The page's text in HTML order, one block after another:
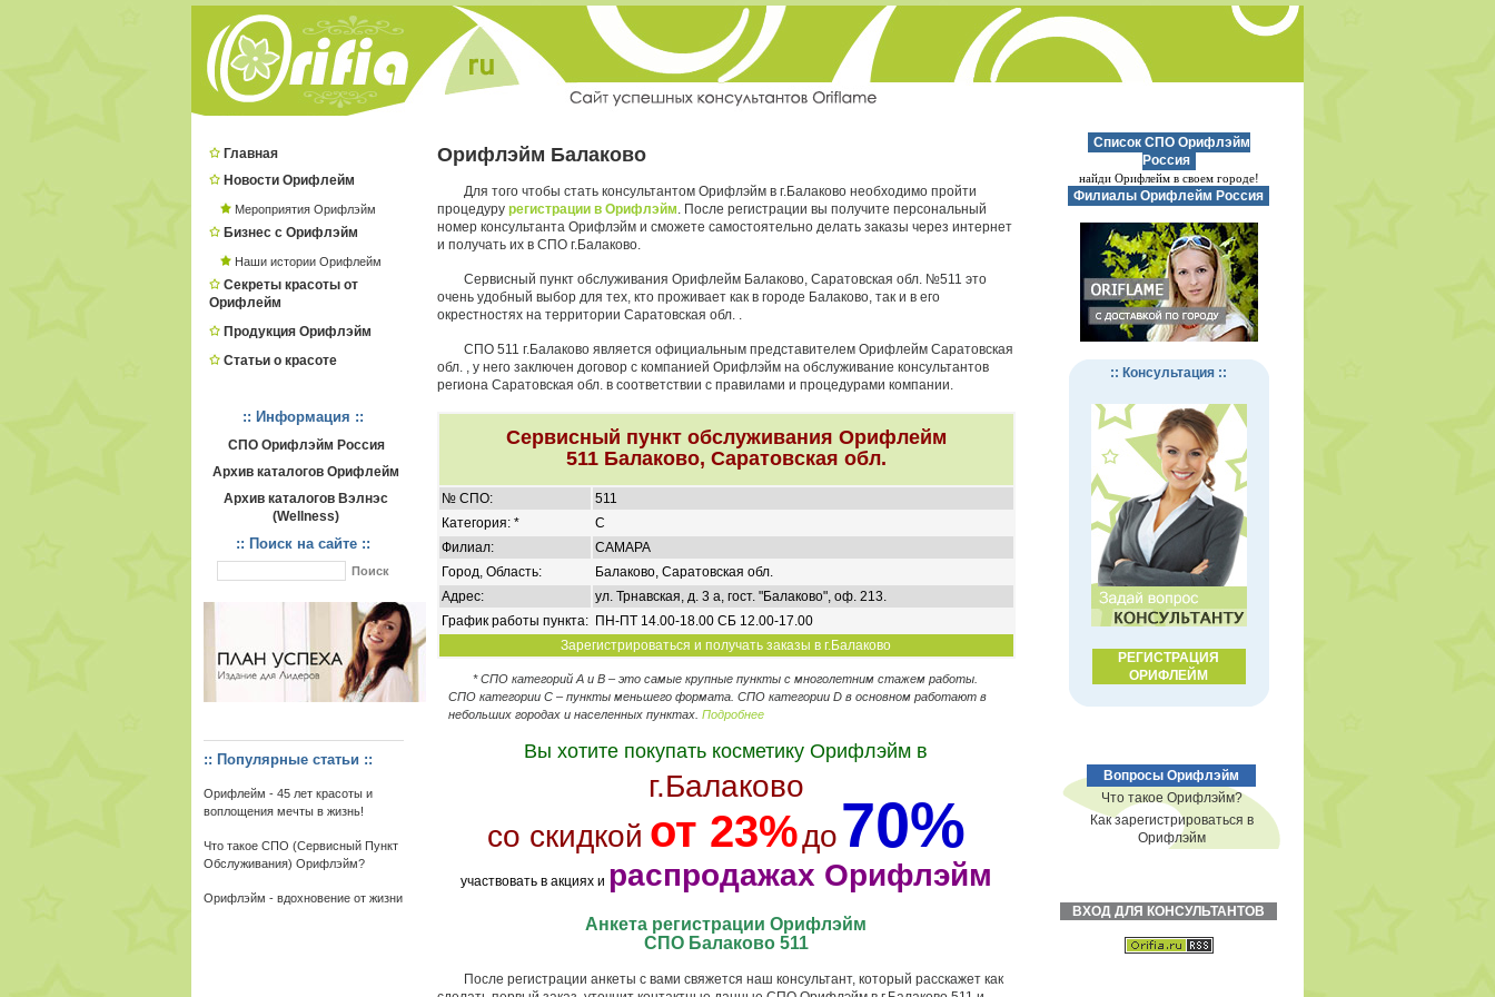
Главная
Новости Орифлейм
Мероприятия Орифлэйм
Бизнес с Орифлэйм
Наши истории Орифлейм
Секреты красоты от
Орифлейм
Продукция Орифлэйм
Статьи о красоте
:: Информация ::
СПО Орифлэйм Россия
Архив каталогов Орифлейм
Архив каталогов Вэлнэс
(Wellness)
:: Поиск на сайте ::
:: Популярные статьи ::
Орифлейм - 45 лет красоты и
воплощения мечты в жизнь!
Что такое СПО (Сервисный Пункт
Обслуживания) Орифлэйм?
Орифлэйм - вдохновение от жизни
Орифлэйм Балаково
Для того чтобы стать консультантом Орифлэйм в г.Балаково необходимо пройти
процедуру регистрации в Орифлэйм. После регистрации вы получите персональный
номер консультанта Орифлэйм и сможете самостоятельно делать заказы через интернет
и получать их в СПО г.Балаково.
Сервисный пункт обслуживания Орифлейм Балаково, Саратовcкая обл. №511 это
очень удобный выбор для тех, кто проживает как в городе Балаково, так и в его
окрестностях на территории Саратовcкая обл. .
СПО 511 г.Балаково является официальным представителем Орифлейм Саратовcкая
обл. , у него заключен договор с компанией Орифлэйм на обслуживание консультантов
региона Саратовcкая обл. в соответствии с правилами и процедурами компании.
Сервисный пункт обслуживания Орифлейм
511 Балаково, Саратовcкая обл.
№ СПО:
511
Категория: *
C
Филиал:
САМАРА
Город, Область:
Балаково, Саратовcкая обл.
Адрес:
ул. Трнавская, д. 3 а, гост. "Балаково", оф. 213.
График работы пункта: ПН-ПТ 14.00-18.00 СБ 12.00-17.00
Зарегистрироваться и получать заказы в г.Балаково
* СПО категорий А и В – это самые крупные пункты с многолетним стажем работы.
СПО категории C – пункты меньшего формата. СПО категории D в основном работают в
небольших городах и населенных пунктах. Подробнее
Вы хотите покупать косметику Орифлэйм в
г.Балаково
со скидкой от 23%до70%
участвовать в акциях и распродажах Орифлэйм
Анкета регистрации Орифлэйм
СПО Балаково 511
После регистрации анкеты с вами свяжется наш консультант, который расскажет как
Список СПО Орифлэйм
Россия
найди Орифлейм в своем городе!
Филиалы Орифлейм Россия
:: Консультация ::
РЕГИСТРАЦИЯ
ОРИФЛЕЙМ
Вопросы Орифлэйм
Что такое Орифлэйм?
Как зарегистрироваться в
Орифлэйм
ВХОД ДЛЯ КОНСУЛЬТАНТОВ